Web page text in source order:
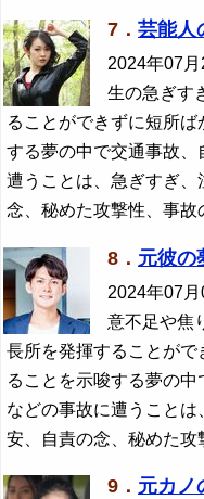
7． 芸能人
2024年07月
生の急ぎす
ることができずに短所
する夢の中で交通事故、
遭うことは、急ぎすぎ
念、秘めた攻撃性、事故
8． 元彼の
2024年07月
意不足や焦
長所を発揮することが
ることを示唆する夢の
などの事故に遭うこと
安、自責の念、秘めた攻
9． 元カノ